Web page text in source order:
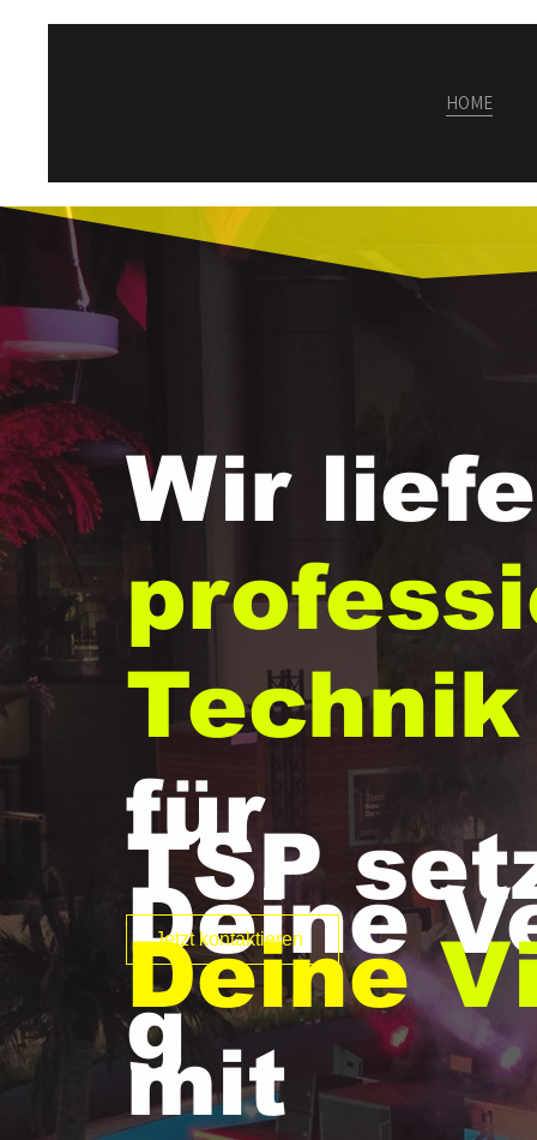
HOME
Wir
Technik
für
Deine
g
TSP
Deine
mit
Jetzt kontaktieren